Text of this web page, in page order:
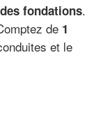
fondations.
de 1
et le